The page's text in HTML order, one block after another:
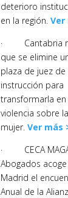
deterioro
en la región. Ver
· Cantabria
que se elimine
plaza de juez de
instrucción para
transformarla
violencia sobre la
mujer. Ver más
· CECA
Abogados
Madrid el
Anual de la